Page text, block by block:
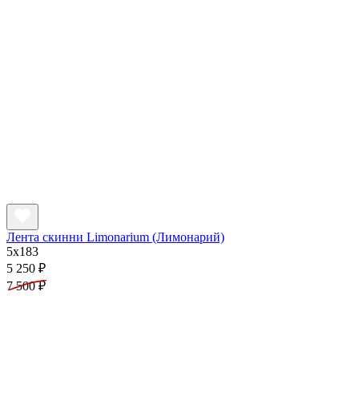
Лента скинни Limonarium (Лимонарий)
5x183
5 250 ₽
7 500 ₽